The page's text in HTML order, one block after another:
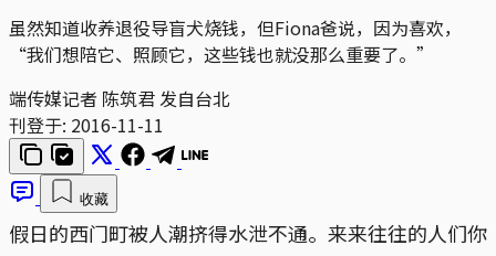
虽然知道收养退役导盲犬烧钱，但Fiona爸说，因为喜欢，
“我们想陪它、照顾它，这些钱也就没那么重要了。”
端传媒记者 陈筑君 发自台北
刊登于: 2016-11-11
收藏
假日的西门町被人潮挤得水泄不通。来来往往的人们你